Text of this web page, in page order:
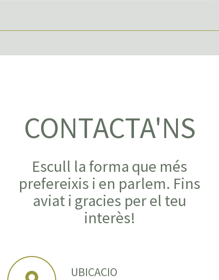
CONTACTA'NS
Escull la forma que més
prefereixis i en parlem. Fins
aviat i gracies per el teu
interès!
UBICACIO